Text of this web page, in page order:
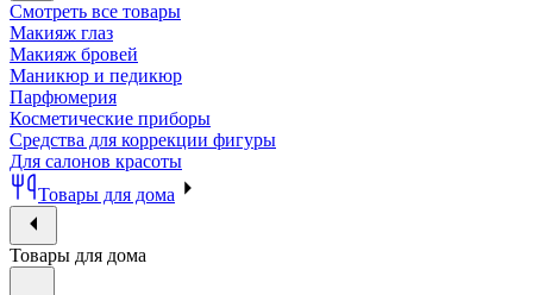
Смотреть все товары
Макияж глаз
Макияж бровей
Маникюр и педикюр
Парфюмерия
Косметические приборы
Средства для коррекции фигуры
Для салонов красоты
Товары для дома
Товары для дома